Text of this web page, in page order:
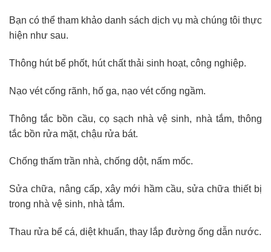
Bạn có thể tham khảo danh sách dịch vụ mà chúng tôi thực
hiện như sau.
Thông hút bể phốt, hút chất thải sinh hoạt, công nghiệp.
Nạo vét cống rãnh, hố ga, nạo vét cống ngầm.
Thông tắc bồn cầu, cọ sạch nhà vệ sinh, nhà tắm, thông
tắc bồn rửa mặt, chậu rửa bát.
Chống thấm trần nhà, chống dột, nấm mốc.
Sửa chữa, nâng cấp, xây mới hầm cầu, sửa chữa thiết bị
trong nhà vệ sinh, nhà tắm.
Thau rửa bể cá, diệt khuẩn, thay lắp đường ống dẫn nước.